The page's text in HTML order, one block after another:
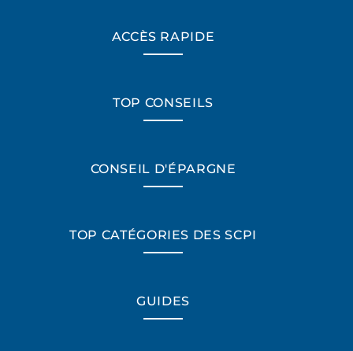
ACCÈS RAPIDE
TOP CONSEILS
CONSEIL D'ÉPARGNE
TOP CATÉGORIES DES SCPI
GUIDES